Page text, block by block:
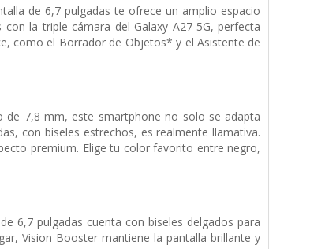
de 6,7 pulgadas te ofrece un amplio espacio
la triple cámara del Galaxy A27 5G, perfecta
como el Borrador de Objetos* y el Asistente de
de 7,8 mm, este smartphone no solo se adapta
con biseles estrechos, es realmente llamativa.
premium. Elige tu color favorito entre negro,
6,7 pulgadas cuenta con biseles delgados para
Vision Booster mantiene la pantalla brillante y